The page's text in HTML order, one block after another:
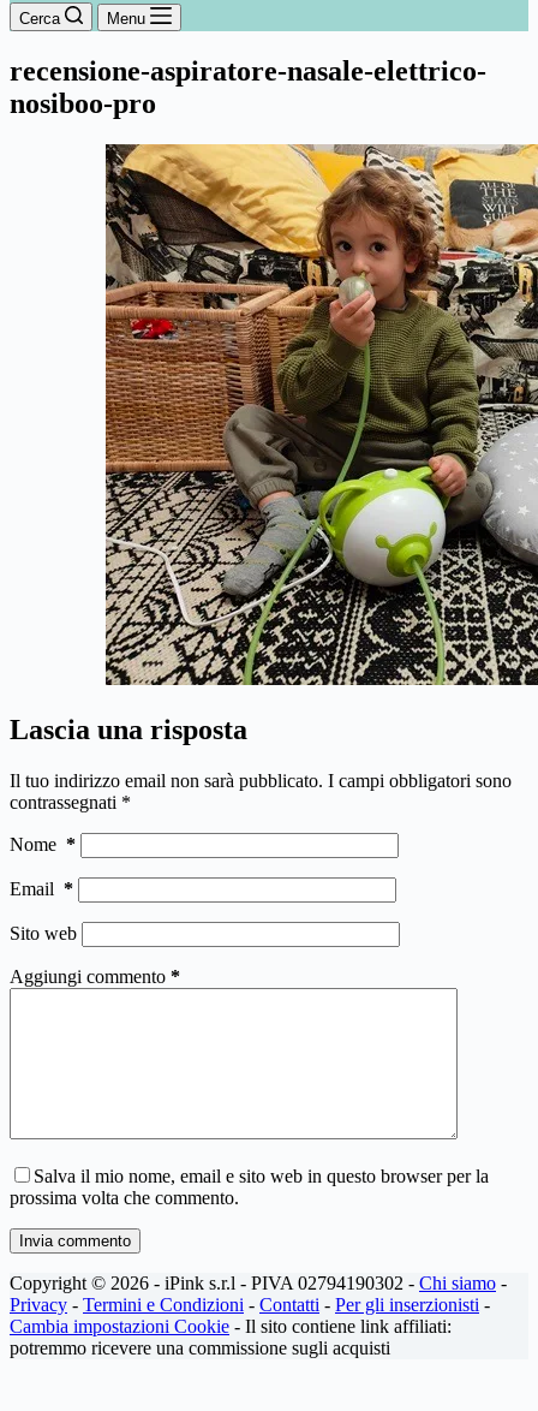
Cerca Menu
recensione-aspiratore-nasale-elettrico-
nosiboo-pro
Lascia una risposta
Il tuo indirizzo email non sarà pubblicato. I campi obbligatori sono
contrassegnati *
Nome *
Email *
Sito web
Aggiungi commento *
Salva il mio nome, email e sito web in questo browser per la
prossima volta che commento.
Invia commento
Copyright © 2026 - iPink s.r.l - PIVA 02794190302 - Chi siamo -
Privacy - Termini e Condizioni - Contatti - Per gli inserzionisti -
Cambia impostazioni Cookie - Il sito contiene link affiliati:
potremmo ricevere una commissione sugli acquisti